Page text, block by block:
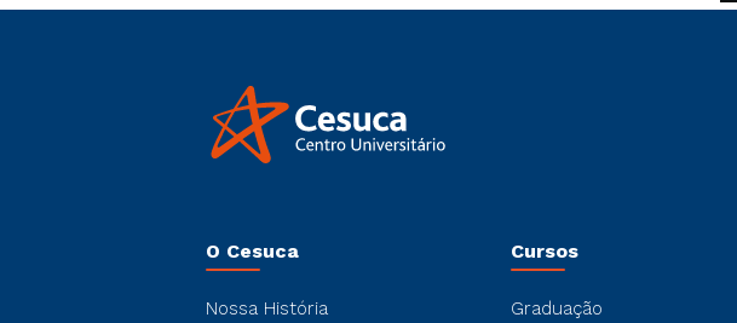
O Cesuca
Nossa História
Cursos
Graduação